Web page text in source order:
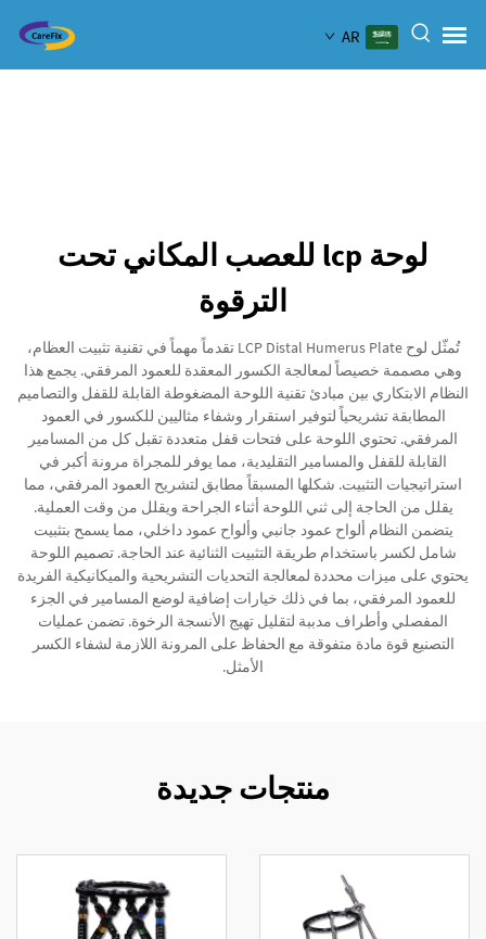
AR
لوحة lcp للعصب المكاني تحت
الترقوة
تُمثّل لوح LCP Distal Humerus Plate تقدماً مهماً في تقنية تثبيت العظام،
وهي مصممة خصيصاً لمعالجة الكسور المعقدة للعمود المرفقي. يجمع هذا
النظام الابتكاري بين مبادئ تقنية اللوحة المضغوطة القابلة للقفل والتصاميم
المطابقة تشريحياً لتوفير استقرار وشفاء مثاليين للكسور في العمود
المرفقي. تحتوي اللوحة على فتحات قفل متعددة تقبل كل من المسامير
القابلة للقفل والمسامير التقليدية، مما يوفر للمجراة مرونة أكبر في
استراتيجيات التثبيت. شكلها المسبقاً مطابق لتشريح العمود المرفقي، مما
يقلل من الحاجة إلى ثني اللوحة أثناء الجراحة ويقلل من وقت العملية.
يتضمن النظام ألواح عمود جانبي وألواح عمود داخلي، مما يسمح بتثبيت
شامل لكسر باستخدام طريقة التثبيت الثنائية عند الحاجة. تصميم اللوحة
يحتوي على ميزات محددة لمعالجة التحديات التشريحية والميكانيكية الفريدة
للعمود المرفقي، بما في ذلك خيارات إضافية لوضع المسامير في الجزء
المفصلي وأطراف مدببة لتقليل تهيج الأنسجة الرخوة. تضمن عمليات
التصنيع قوة مادة متفوقة مع الحفاظ على المرونة اللازمة لشفاء الكسر
الأمثل.
منتجات جديدة